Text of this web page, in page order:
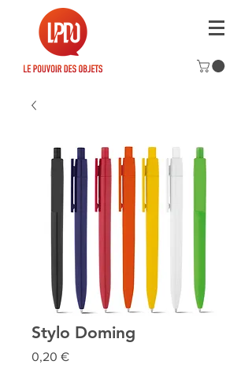
Stylo Doming
0,20 €Prix